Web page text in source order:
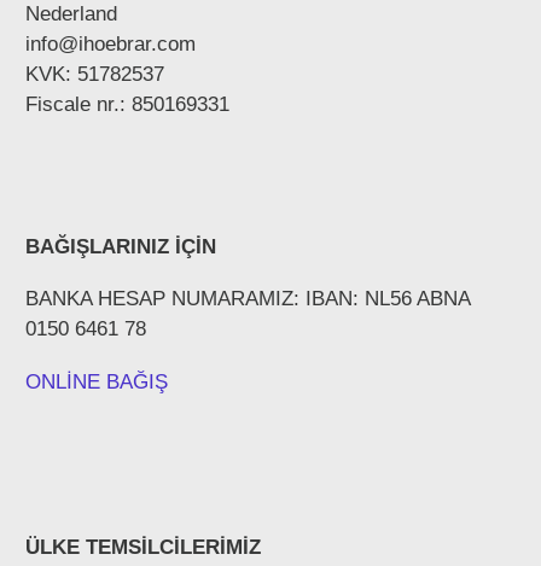
Nederland
info@ihoebrar.com
KVK: 51782537
Fiscale nr.: 850169331
BAĞIŞLARINIZ İÇİN
BANKA HESAP NUMARAMIZ: IBAN: NL56 ABNA
0150 6461 78
ONLİNE BAĞIŞ
ÜLKE TEMSİLCİLERİMİZ